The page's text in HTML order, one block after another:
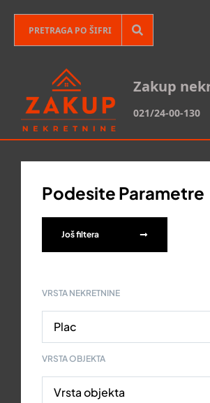
Zakup
021/24-00-130
Podesite Parametre
Još filtera
VRSTA NEKRETNINE
VRSTA OBJEKTA